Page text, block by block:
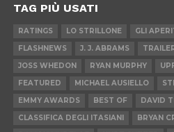
TAG PIÙ USATI
RATINGS LO STRILLONE GLI
FLASHNEWS
J. J. ABRAMS
JOSS WHEDON
RYAN MURPHY
FEATURED
MICHAEL AUSIELLO
EMMY AWARDS
BEST OF DAVID
CLASSIFICA DEGLI ITASIANI
BRYAN